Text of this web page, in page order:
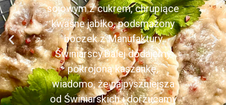
sojowym z cukrem, chrupiące
kwaśne jabłko, podsmażony
boczek z Manufaktury
Świniarscy.Dalej dodajemy
pokrojoną kaszankę,
wiadomo, że najpyszniejsza
od Świniarskich i dorzucamy